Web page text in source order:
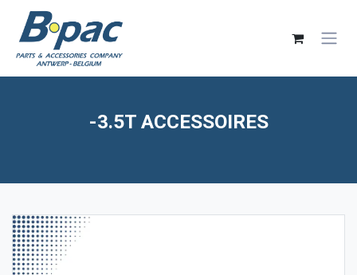
Overslaan naar inhoud
-3.5T ACCESSOIRES